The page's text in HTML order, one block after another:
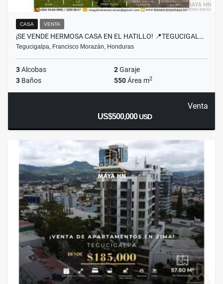
CASA VENTA
¡SE VENDE HERMOSA CASA EN EL HATILLO! 📍TEGUCIGAL…
Tegucigalpa, Francisco Morazán, Honduras
3Alcobas 2Garaje
3 Baños 550Área m2
Venta
US$500,000USD